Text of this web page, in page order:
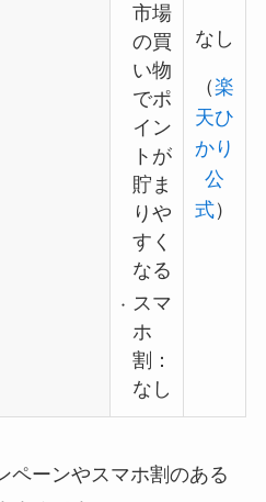
市場
の買
い物
でポ
イン
トが
貯ま
りや
すく
なる
スマ
ホ
割：
なし
なし
（楽
天ひ
かり
公
式）
ペーンやスマホ割のある